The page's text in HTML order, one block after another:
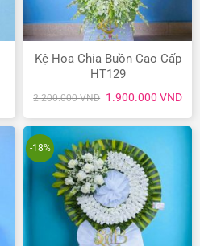
Kệ Hoa Chia Buồn Cao Cấp
HT129
2.200.000VND Giá
gốc
là:
2.200.000 VND.
1.900.000 VNDGiá
tại
là:
-18%